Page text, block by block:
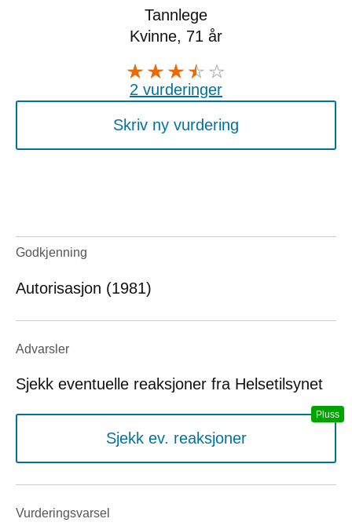
Tannlege
Kvinne, 71 år
2 vurderinger
Skriv ny vurdering
Godkjenning
Autorisasjon (1981)
Advarsler
Sjekk eventuelle reaksjoner fra Helsetilsynet
Sjekk ev. reaksjoner
Vurderings­varsel